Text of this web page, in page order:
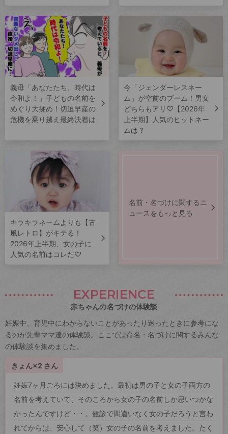
義母「あなたたち、時代は
令和よ！」子どもの名前を
めぐり大揉め！切迫早産の
危機を乗り越え最終決着は
今「ジェンダーレスネー
ム」が空前のブーム！男女
どちらもアリ♡【2026年
上半期】人気のヒットネー
ムは？
キラキラネームよりも【古
風レトロ】がキテる！
2026年上半期、女の子に
人気の名前はコレだ♡
名前・名づけに関するニ
ュースをもっと見る
EXPERIENCE
赤ちゃんの名づけの体験談
妊娠中、育児中にわからないことがあったり迷ったときに参考にな
るのが先輩ママ達の体験談。ここでは命名・名づけに関するみんな
の体験談を集めました。
きょん×2 さん
妊娠7ヶ月ごろには決めました。最初は男の子と女の子両方の
名前を考えていて、そのころから女の子の名前しか思いつかな
かったんですけど・・。健診で間違いなく女の子だろうと言わ
れてからは、安心して（笑）女の子の名前を考えました。たく